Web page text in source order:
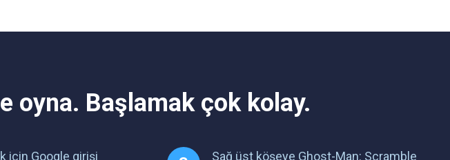
oyna. Başlamak çok kolay.
için Google girişi
Sağ üst köşeye Ghost-Man: Scramble